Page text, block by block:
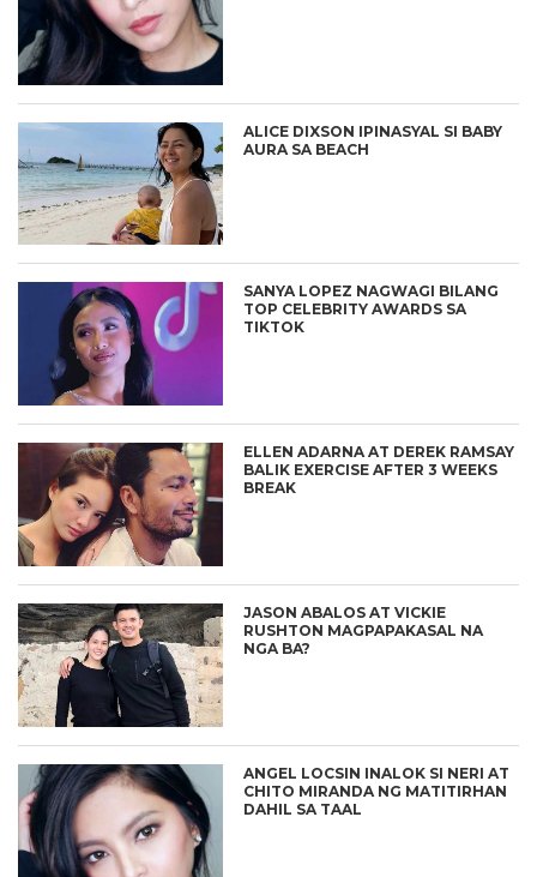
ALICE DIXSON IPINASYAL SI BABY
AURA SA BEACH
SANYA LOPEZ NAGWAGI BILANG
TOP CELEBRITY AWARDS SA
TIKTOK
ELLEN ADARNA AT DEREK RAMSAY
BALIK EXERCISE AFTER 3 WEEKS
BREAK
JASON ABALOS AT VICKIE
RUSHTON MAGPAPAKASAL NA
NGA BA?
ANGEL LOCSIN INALOK SI NERI AT
CHITO MIRANDA NG MATITIRHAN
DAHIL SA TAAL